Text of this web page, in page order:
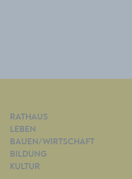
RATHAUS
LEBEN
BAUEN/WIRTSCHAFT
BILDUNG
KULTUR